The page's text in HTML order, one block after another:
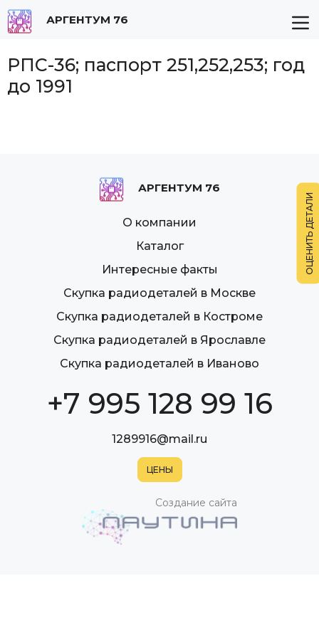
АРГЕНТУМ 76
РПС-36; паспорт 251,252,253; год
до 1991
АРГЕНТУМ 76
О компании
Каталог
Интересные факты
Скупка радиодеталей в Москве
Скупка радиодеталей в Костроме
Скупка радиодеталей в Ярославле
Скупка радиодеталей в Иваново
+7 995 128 99 16
1289916@mail.ru
Создание сайта